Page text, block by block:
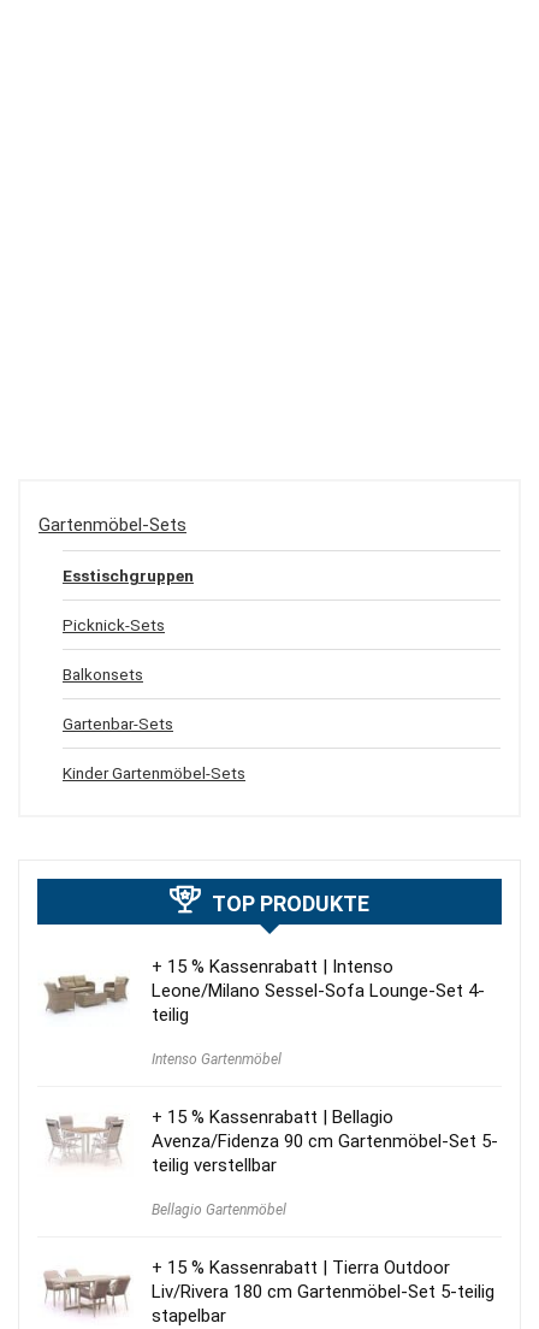
Gartenmöbel-Sets
Esstischgruppen
Picknick-Sets
Balkonsets
Gartenbar-Sets
Kinder Gartenmöbel-Sets
TOP PRODUKTE
+ 15 % Kassenrabatt | Intenso
Leone/Milano Sessel-Sofa Lounge-Set 4-
teilig
Intenso Gartenmöbel
+ 15 % Kassenrabatt | Bellagio
Avenza/Fidenza 90 cm Gartenmöbel-Set 5-
teilig verstellbar
Bellagio Gartenmöbel
+ 15 % Kassenrabatt | Tierra Outdoor
Liv/Rivera 180 cm Gartenmöbel-Set 5-teilig
stapelbar